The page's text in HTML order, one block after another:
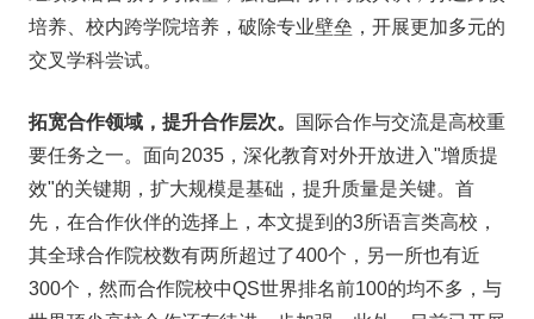
培养、校内跨学院培养，破除专业壁垒，开展更加多元的
交叉学科尝试。
拓宽合作领域，提升合作层次。
国际合作与交流是高校重
要任务之一。面向2035，深化教育对外开放进入"增质提
效"的关键期，扩大规模是基础，提升质量是关键。首
先，在合作伙伴的选择上，本文提到的3所语言类高校，
其全球合作院校数有两所超过了400个，另一所也有近
300个，然而合作院校中QS世界排名前100的均不多，与